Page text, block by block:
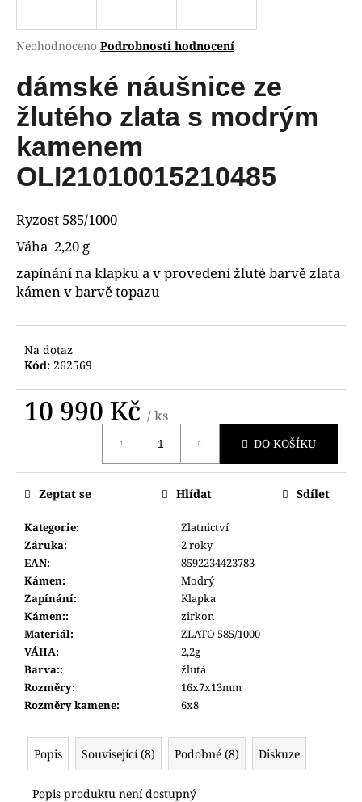
Průměrné
produktu
je
0,0
z
5
hvězdiček.
Neohodnoceno Podrobnosti hodnocení
dámské náušnice ze
žlutého zlata s modrým
kamenem
OLI21010015210485
Ryzost 585/1000
Váha 2,20 g
zapínání na klapku a v provedení žluté barvě zlata
kámen v barvě topazu
Na dotaz
Kód: 262569
10 990 Kč / ks
DO KOŠÍKU
Kategorie:
Zlatnictví
Záruka:
2 roky
EAN:
8592234423783
Kámen:
Modrý
Zapínání:
Klapka
Kámen::
zirkon
Materiál:
ZLATO 585/1000
VÁHA:
2,2g
Barva::
žlutá
Rozměry:
16x7x13mm
Rozměry kamene: 6x8
Zeptat se Hlídat Sdílet
Popis Související (8) Podobné (8) Diskuze
Popis produktu není dostupný
j
t
?
HLEDAT
o
p
r
u
č
HODINKY
CGW01001W0
800
Kč